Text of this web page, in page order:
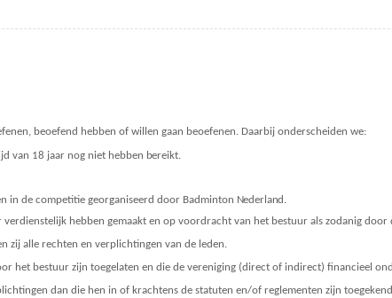
beoefend hebben of willen gaan beoefenen. Daarbij onderscheiden we:
van 18 jaar nog niet hebben bereikt.
in de competitie georganiseerd door Badminton Nederland.
hebben gemaakt en op voordracht van het bestuur als zodanig door
zij alle rechten en verplichtingen van de leden.
het bestuur zijn toegelaten en die de vereniging (direct of indirect) financieel
dan die hen in of krachtens de statuten en/of reglementen zijn